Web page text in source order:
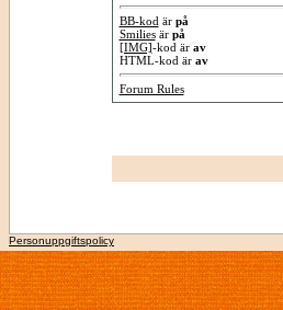
BB-kod är på
Smiliesär på
[IMG]-kod är av
HTML-kod är av
Forum Rules
Personuppgiftspolicy